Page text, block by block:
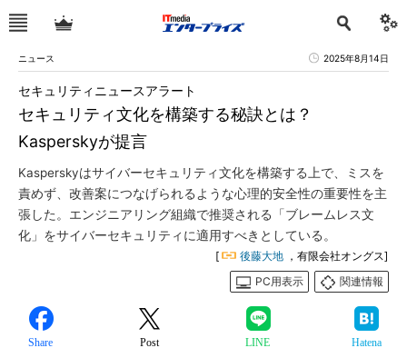
ニュース 2025年8月14日
セキュリティ文化を構築する秘訣とは？
Kasperskyが提言
セキュリティニュースアラート
Kasperskyはサイバーセキュリティ文化を構築する上で、ミスを
責めず、改善案につなげられるような心理的安全性の重要性を主
張した。エンジニアリング組織で推奨される「ブレームレス文
化」をサイバーセキュリティに適用すべきとしている。
[ 後藤大地 ，有限会社オングス]
PC用表示
関連情報
Share Post LINE Hatena